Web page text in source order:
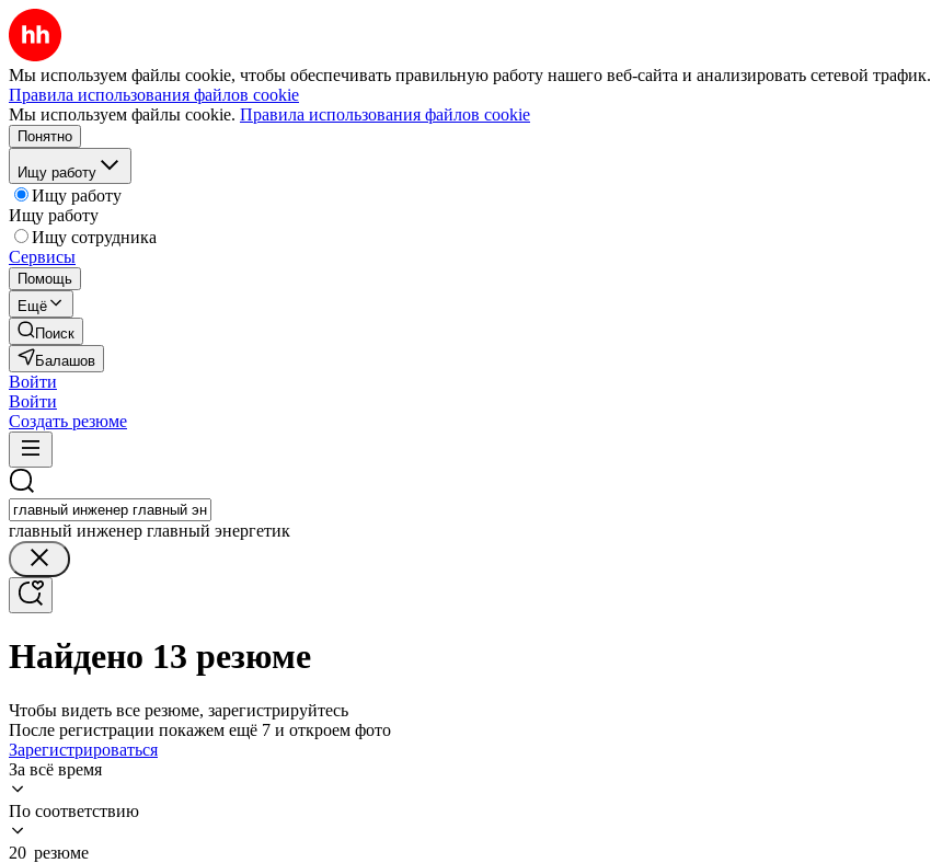
Мы используем файлы cookie, чтобы обеспечивать правильную работу нашего веб-сайта и анализировать сетевой трафик.
Правила использования файлов cookie
Мы используем файлы cookie. Правила использования файлов cookie
Понятно
Ищу работу
Ищу работу
Ищу работу
Ищу сотрудника
Сервисы
Помощь
Ещё
Поиск
Балашов
Войти
Войти
Создать резюме
главный инженер главный энергетик
Найдено 13 резюме
Чтобы видеть все резюме, зарегистрируйтесь
После регистрации покажем ещё 7 и откроем фото
Зарегистрироваться
За всё время
По соответствию
20 резюме